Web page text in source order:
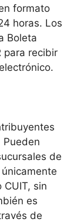
formato
horas. Los
Boleta
para recibir
Pueden
de
sin
es
de